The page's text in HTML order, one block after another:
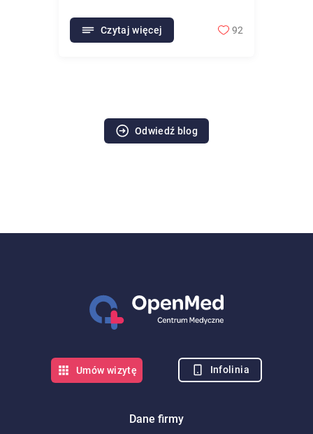
Czytaj więcej 92
Odwiedź blog
Dane firmy
Umów wizytę Infolinia